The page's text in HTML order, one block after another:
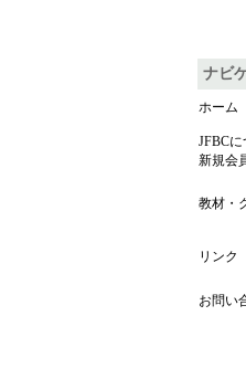
ナビ
ホーム
JFBC
新規会
教材・
リンク
お問い